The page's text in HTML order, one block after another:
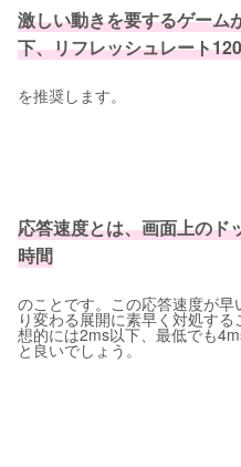
激しい動きを要するゲーム
下、リフレッシュレート
を推奨します。
応答速度とは、画面上のド
時間
のことです。この応答速度が
り変わる展開に素早く対処す
想的には2ms以下、最低でも
と良いでしょう。